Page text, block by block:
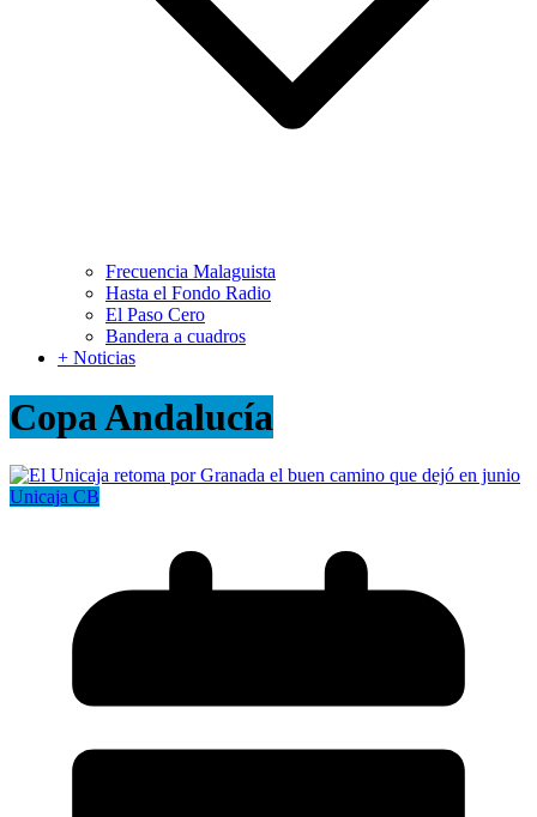
Frecuencia Malaguista
Hasta el Fondo Radio
El Paso Cero
Bandera a cuadros
+ Noticias
Copa Andalucía
Unicaja CB